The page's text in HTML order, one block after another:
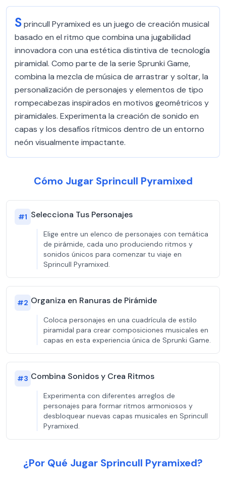
Sprincull Pyramixed es un juego de creación musical
basado en el ritmo que combina una jugabilidad
innovadora con una estética distintiva de tecnología
piramidal. Como parte de la serie Sprunki Game,
combina la mezcla de música de arrastrar y soltar, la
personalización de personajes y elementos de tipo
rompecabezas inspirados en motivos geométricos y
piramidales. Experimenta la creación de sonido en
capas y los desafíos rítmicos dentro de un entorno
neón visualmente impactante.
Cómo Jugar Sprincull Pyramixed
#1 Selecciona Tus Personajes
Elige entre un elenco de personajes con temática
de pirámide, cada uno produciendo ritmos y
sonidos únicos para comenzar tu viaje en
Sprincull Pyramixed.
#2 Organiza en Ranuras de Pirámide
Coloca personajes en una cuadrícula de estilo
piramidal para crear composiciones musicales en
capas en esta experiencia única de Sprunki Game.
#3 Combina Sonidos y Crea Ritmos
Experimenta con diferentes arreglos de
personajes para formar ritmos armoniosos y
desbloquear nuevas capas musicales en Sprincull
Pyramixed.
¿Por Qué Jugar Sprincull Pyramixed?